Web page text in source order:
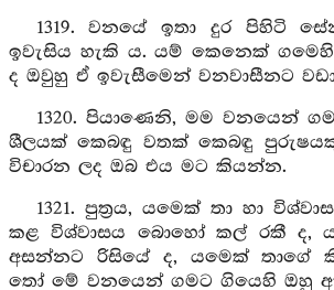
1319. වනයේ ඉතා දුර පිහිටි
ඉවැසිය හැකි ය. යම් කෙනෙක් ගමෙහි
ද ඔවුහු ඒ ඉවැසීමෙන් වනවාසීනට වඩා
1320. පියාණෙනි, මම වනයෙන්
ශීලයක් කෙබඳු වතක් කෙබඳු
විචාරන ලද ඔබ එය මට කියන්න.
1321. පුත්‍රය, යමෙක් තා හා
කළ විශ්වාසය බොහෝ කල් රකී ද,
අසන්නට රිසියේ ද, යමෙක් තාගේ
තෝ මේ වනයෙන් ගමට ගියෙහි ඔහු